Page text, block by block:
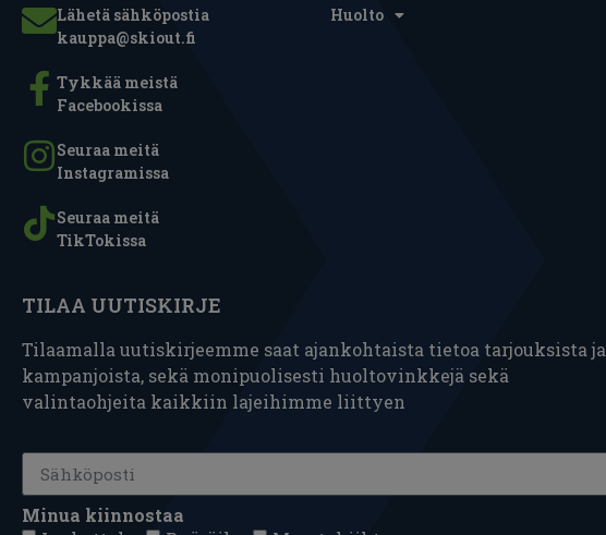
Lähetä sähköpostia
kauppa@skiout.fi
Tykkää meistä
Facebookissa
Seuraa meitä
Instagramissa
Seuraa meitä
TikTokissa
Huolto
TILAA UUTISKIRJE
Tilaamalla uutiskirjeemme saat ajankohtaista tietoa tarjouksista ja
kampanjoista, sekä monipuolisesti huoltovinkkejä sekä
valintaohjeita kaikkiin lajeihimme liittyen
Minua kiinnostaa